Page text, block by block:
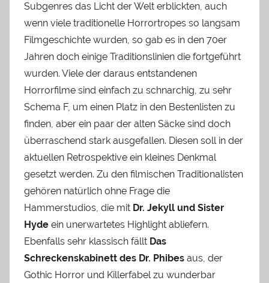
Subgenres das Licht der Welt erblickten, auch
wenn viele traditionelle Horrortropes so langsam
Filmgeschichte wurden, so gab es in den 70er
Jahren doch einige Traditionslinien die fortgeführt
wurden. Viele der daraus entstandenen
Horrorfilme sind einfach zu schnarchig, zu sehr
Schema F, um einen Platz in den Bestenlisten zu
finden, aber ein paar der alten Säcke sind doch
überraschend stark ausgefallen. Diesen soll in der
aktuellen Retrospektive ein kleines Denkmal
gesetzt werden. Zu den filmischen Traditionalisten
gehören natürlich ohne Frage die
Hammerstudios, die mit Dr. Jekyll und Sister
Hyde ein unerwartetes Highlight abliefern.
Ebenfalls sehr klassisch fällt Das
Schreckenskabinett des Dr. Phibes aus, der
Gothic Horror und Killerfabel zu wunderbar